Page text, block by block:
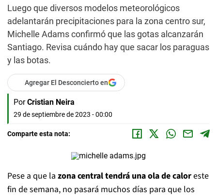
Luego que diversos modelos meteorológicos
adelantarán precipitaciones para la zona centro sur,
Michelle Adams confirmó que las gotas alcanzarán
Santiago. Revisa cuándo hay que sacar los paraguas
y las botas.
Agregar El Desconcierto en
Por Cristian Neira
29 de septiembre de 2023 - 00:00
Comparte esta nota:
Pese a que la zona central tendrá una ola de caloreste
fin de semana, no pasará muchos días para que los